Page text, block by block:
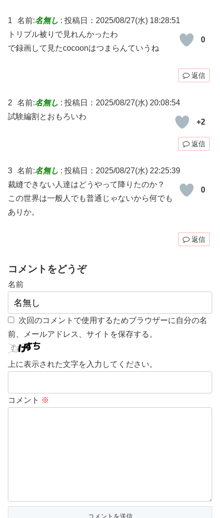
1 名前:名無し : 投稿日：2025/08/27(水) 18:28:51
0
トリプル被りで見れんかったわ
で録画して見たcocoonはつまらんていうね
返信
2 名前:名無し : 投稿日：2025/08/27(水) 20:08:54
+2
試験編割とおもろいわ
返信
3 名前:名無し : 投稿日：2025/08/27(水) 22:25:39
0
裁縫できない人達はどうやって降りたのか？
この世界は一般人でも普通じゃないから何でも
ありか。
返信
コメントをどうぞ
名前
次回のコメントで使用するためブラウザーに自分の名
前、メールアドレス、サイトを保存する。
上に表示された文字を入力してください。
コメント ※